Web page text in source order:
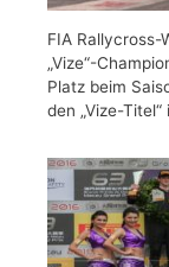
FIA
„Vize“-
Platz beim
den „Vize-